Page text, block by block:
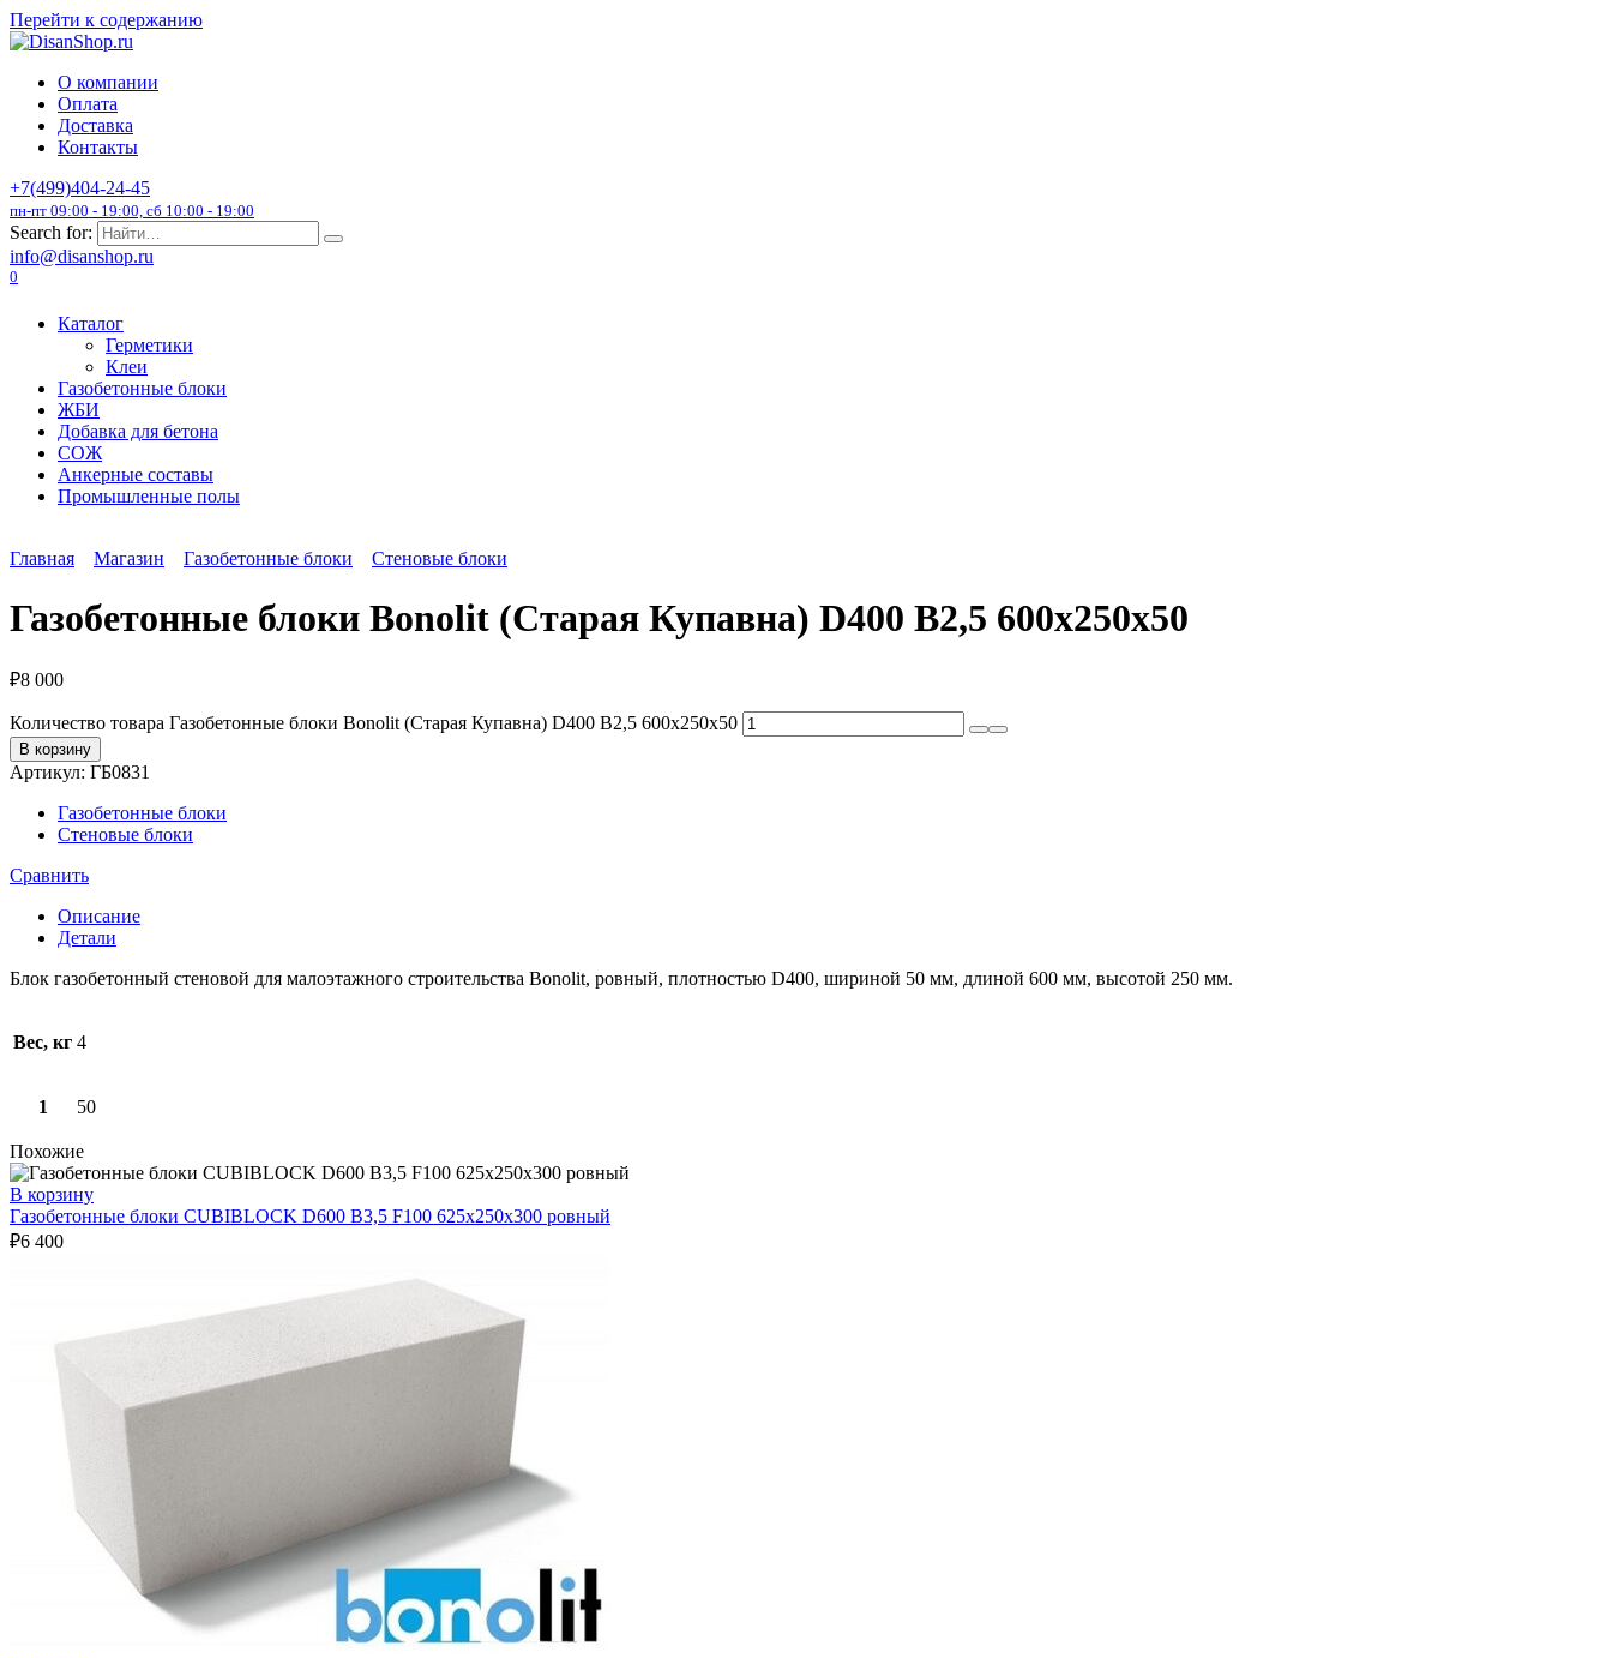
Перейти к содержанию
О компании
Оплата
Доставка
Контакты
+7(499)404-24-45
пн-пт 09:00 - 19:00, сб 10:00 - 19:00
Search for:
info@disanshop.ru
0
Каталог
Герметики
Клеи
Газобетонные блоки
ЖБИ
Добавка для бетона
СОЖ
Анкерные составы
Промышленные полы
Главная Магазин Газобетонные блоки Стеновые блоки
Газобетонные блоки Bonolit (Старая Купавна) D400 В2,5 600х250х50
₽8 000
Количество товара Газобетонные блоки Bonolit (Старая Купавна) D400 В2,5 600х250х50
В корзину
Артикул: ГБ0831
Газобетонные блоки
Стеновые блоки
Сравнить
Описание
Детали
Блок газобетонный стеновой для малоэтажного строительства Bonolit, ровный, плотностью D400, шириной 50 мм, длиной 600 мм, высотой 250 мм.
Вес, кг 4
1 50
Похожие
В корзину
Газобетонные блоки CUBIBLOCK D600 B3,5 F100 625х250х300 ровный
₽6 400